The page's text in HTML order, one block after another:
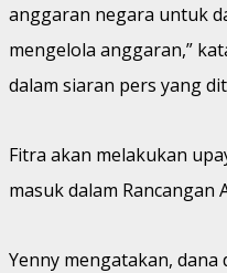
anggaran negara untuk
mengelola anggaran,”
dalam siaran pers yang
Fitra akan melakukan
masuk dalam Rancangan
Yenny mengatakan,